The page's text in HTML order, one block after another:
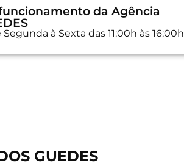
da Agência
à Sexta das 11:00h às 16:00h
GUEDES